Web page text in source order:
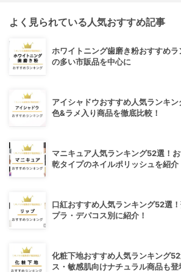
よく見られている人気おすすめ記事
ホワイトニング歯磨き粉おすすめ
の多い市販品を中心に
アイシャドウおすすめ人気ランキ
色&ラメ入り商品を徹底比較！
マニキュア人気ランキング52選！
乾タイプのネイルポリッシュを紹介
口紅おすすめ人気ランキング52選
プラ・デパコス別に紹介！
化粧下地おすすめ人気ランキング
ス・敏感肌向けナチュラル商品も登